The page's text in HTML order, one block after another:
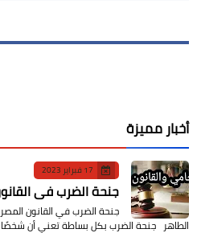
أخبار مميزة
17 فبراير 2023
جنحة الضرب في
جنحة الضرب في القانون
الطاهر جنحة الضرب بكل بساطة تعني أن